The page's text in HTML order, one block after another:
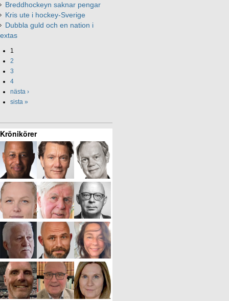
Breddhockeyn saknar pengar
Kris ute i hockey-Sverige
Dubbla guld och en nation i
extas
1
2
3
4
nästa ›
sista »
Krönikörer